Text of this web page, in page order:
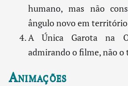
humano, mas não
ângulo novo em
A Única Garota na
admirando o filme, não o
Animações